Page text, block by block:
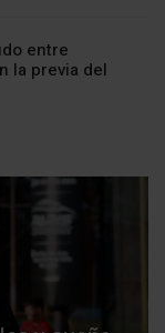
entre
la previa del